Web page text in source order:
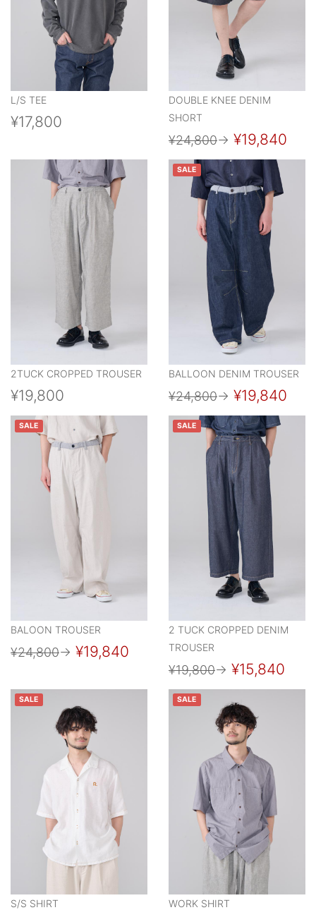
L/S TEE
¥17,800
DOUBLE KNEE DENIM
SHORT
¥24,800→ ¥19,840
2TUCK CROPPED TROUSER
¥19,800
SALE
BALLOON DENIM TROUSER
¥24,800→ ¥19,840
SALE
BALOON TROUSER
¥24,800→ ¥19,840
SALE
2 TUCK CROPPED DENIM
TROUSER
¥19,800→ ¥15,840
SALE
S/S SHIRT
SALE
WORK SHIRT